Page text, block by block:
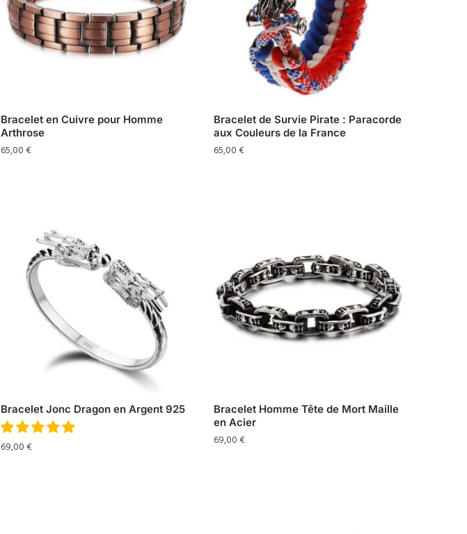
Bracelet en Cuivre pour Homme
Arthrose
65,00€
Bracelet de Survie Pirate : Paracorde
aux Couleurs de la France
65,00€
Bracelet Jonc Dragon en Argent 925
69,00€
Bracelet Homme Tête de Mort Maille
en Acier
69,00€